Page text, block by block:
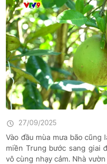
27/09/2025
Vào đầu mùa mưa bão
miền Trung bước sang giai
vô cùng nhạy cảm. Nhà